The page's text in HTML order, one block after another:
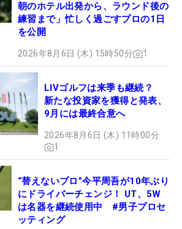
朝のホテル出発から、ラウンド後の
練習まで」忙しく過ごすプロの1日
を公開
2026年8月6日 (木) 15時50分 1
LIVゴルフは来季も継続？
新たな投資家を獲得と発表、
9月には最終合意へ
2026年8月6日 (木) 11時00分
1
“替えないプロ”今平周吾が10年ぶり
にドライバーチェンジ！ UT、5W
は名器を継続使用中 #男子プロセ
ッティング